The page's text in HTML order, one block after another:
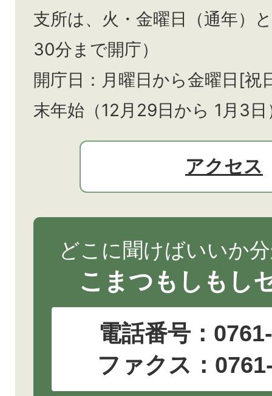
支所は、火・金曜日（通年）と
30分まで開庁）
開庁日：月曜日から金曜日[祝
末年始（12月29日から 1月3
アクセス
どこに聞けばいいか
こまつもしもし
電話番号：
ファクス：